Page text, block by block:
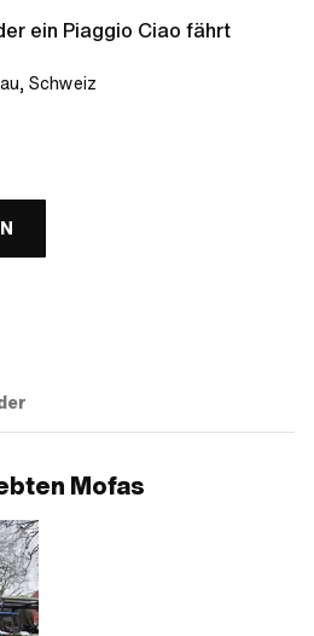
ein Piaggio Ciao fährt
Schweiz
Mofas